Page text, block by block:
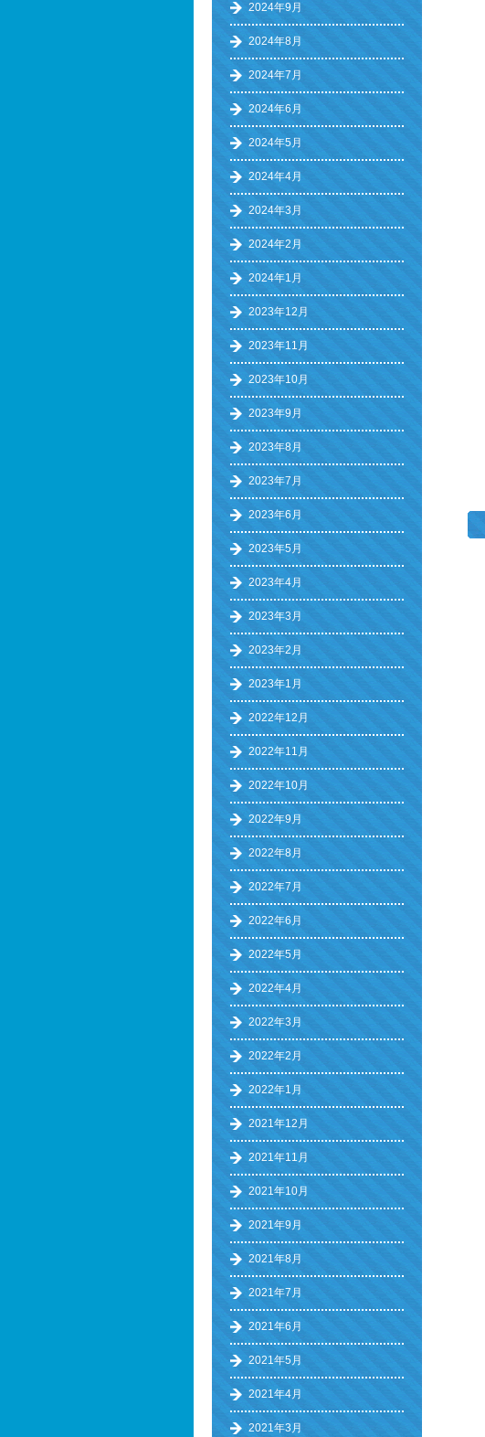
2024年9月
2024年8月
2024年7月
2024年6月
2024年5月
2024年4月
2024年3月
2024年2月
2024年1月
2023年12月
2023年11月
2023年10月
2023年9月
2023年8月
2023年7月
2023年6月
2023年5月
2023年4月
2023年3月
2023年2月
2023年1月
2022年12月
2022年11月
2022年10月
2022年9月
2022年8月
2022年7月
2022年6月
2022年5月
2022年4月
2022年3月
2022年2月
2022年1月
2021年12月
2021年11月
2021年10月
2021年9月
2021年8月
2021年7月
2021年6月
2021年5月
2021年4月
2021年3月